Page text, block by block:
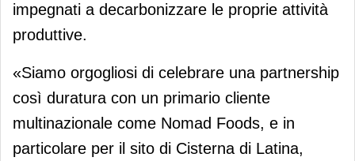
impegnati a decarbonizzare le proprie attività
produttive.
«Siamo orgogliosi di celebrare una partnership
così duratura con un primario cliente
multinazionale come Nomad Foods, e in
particolare per il sito di Cisterna di Latina,